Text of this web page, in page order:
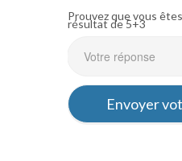
Prouvez que vous
résultat de 5+3